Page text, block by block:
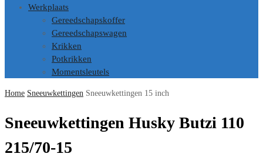
Werkplaats
Gereedschapskoffer
Gereedschapswagen
Krikken
Potkrikken
Momentsleutels
Home Sneeuwkettingen Sneeuwkettingen 15 inch
Sneeuwkettingen Husky Butzi 110
215/70-15